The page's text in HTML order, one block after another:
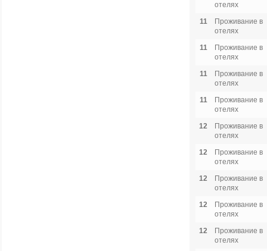
отелях
11
Проживание в
отелях
11
Проживание в
отелях
11
Проживание в
отелях
11
Проживание в
отелях
12
Проживание в
отелях
12
Проживание в
отелях
12
Проживание в
отелях
12
Проживание в
отелях
12
Проживание в
отелях